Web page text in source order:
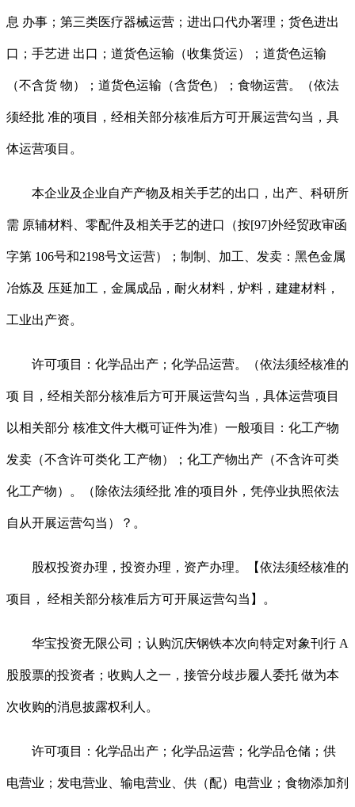
息 办事；第三类医疗器械运营；进出口代办署理；货色进出
口；手艺进 出口；道货色运输（收集货运）；道货色运输
（不含货 物）；道货色运输（含货色）；食物运营。（依法
须经批 准的项目，经相关部分核准后方可开展运营勾当，具
体运营项目。
本企业及企业自产产物及相关手艺的出口，出产、科研所
需 原辅材料、零配件及相关手艺的进口（按[97]外经贸政审函
字第 106号和2198号文运营）；制制、加工、发卖：黑色金属
冶炼及 压延加工，金属成品，耐火材料，炉料，建建材料，
工业出产资。
许可项目：化学品出产；化学品运营。（依法须经核准的
项 目，经相关部分核准后方可开展运营勾当，具体运营项目
以相关部分 核准文件大概可证件为准）一般项目：化工产物
发卖（不含许可类化 工产物）；化工产物出产（不含许可类
化工产物）。（除依法须经批 准的项目外，凭停业执照依法
自从开展运营勾当）？。
股权投资办理，投资办理，资产办理。【依法须经核准的
项目， 经相关部分核准后方可开展运营勾当】。
华宝投资无限公司；认购沉庆钢铁本次向特定对象刊行 A
股股票的投资者；收购人之一，接管分歧步履人委托 做为本
次收购的消息披露权利人。
许可项目：化学品出产；化学品运营；化学品仓储；供
电营业；发电营业、输电营业、供（配）电营业；食物添加剂